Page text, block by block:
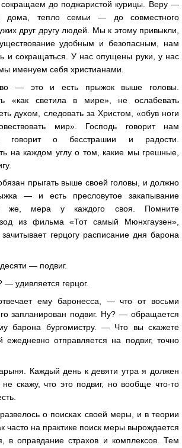
до поджаристой курицы. Веру —
дома, тепло семьи — до совместного
друг другу людей. Мы к этому привыкли,
удобным и безопасным, нам
и сокращаться. У нас опущены руки, у нас
именуем себя христианами.
— это и есть прыжок выше головы.
«как светила в мире», не ослабевать
духом, следовать за Христом, «обув ноги
мир». Господь говорит нам
говорит о бесстрашии и радости.
на каждом углу о том, какие мы грешные,
прыгать выше своей головы, и должно
— и есть пресловутое закапывание
же, мера у каждого своя. Помните
из фильма «Тот самый Мюнхгаузен»,
герцогу расписание дня барона
— подвиг.
удивляется герцог.
ему баронесса, — что от восьми
запланирован подвиг. Ну? — обращается
барона бургомистру. — Что вы скажете
ежедневно отправляется на подвиг, точно
Каждый день к девяти утра я должен
скажу, что это подвиг, но вообще что-то
о поисках своей меры, и в теории
часто на практике поиск меры вырождается
в оправдание страхов и комплексов. Тем